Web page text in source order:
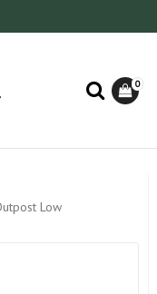
0
Low